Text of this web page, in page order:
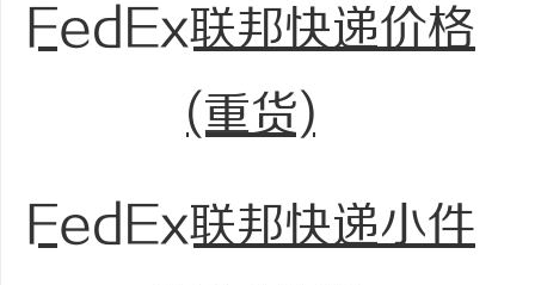
FedEx联邦快递价格
(重货)
FedEx联邦快递小件